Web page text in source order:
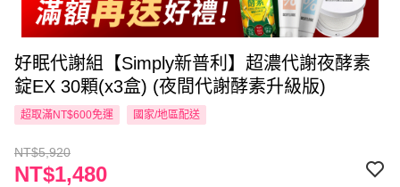
好眠代謝組【Simply新普利】超濃代謝夜酵素
錠EX 30顆(x3盒) (夜間代謝酵素升級版)
超取滿NT$600免運 國家/地區配送
NT$5,920
NT$1,480